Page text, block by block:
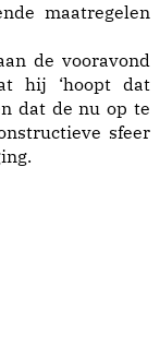
maatregelen
de vooravond
hij ‘hoopt dat
dat de nu op te
sfeer